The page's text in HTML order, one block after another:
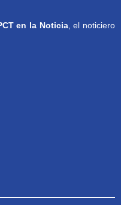
en la Noticia, el noticiero